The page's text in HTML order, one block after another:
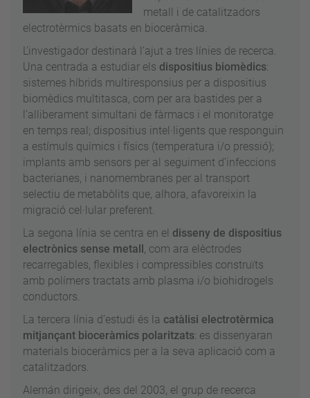
metall i de catalitzadors
electrotèrmics basats en bioceràmica.
L'investigador destinarà l’ajut a tres línies de recerca.
Una centrada a estudiar els dispositius biomèdics:
sistemes híbrids multiresponsius per a dispositius
biomèdics multitasca, com per ara bastides per a
l'alliberament simultani de fàrmacs i el monitoratge
en temps real; dispositius intel·ligents que responguin
a estímuls químics i físics (temperatura i/o pressió);
implants amb sensors per al seguiment d'infeccions
bacterianes, i nanomembranes per al transport
selectiu de metabòlits que, alhora, afavoreixin la
migració cel·lular preferent.
La segona línia se centra en el disseny de dispositius
electrònics sense metall , com ara elèctrodes
recarregables, flexibles i compressibles construïts
amb polímers tractats amb plasma i/o biohidrogels
conductors.
La tercera línia d’estudi és la catàlisi electrotèrmica
mitjançant bioceràmics polaritzats: es dissenyaran
materials bioceràmics per a la seva aplicació com a
catalitzadors.
Alemán dirigeix, des del 2003, el grup de recerca